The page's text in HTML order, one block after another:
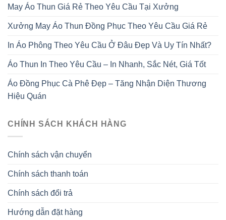
May Áo Thun Giá Rẻ Theo Yêu Cầu Tại Xưởng
Xưởng May Áo Thun Đồng Phục Theo Yêu Cầu Giá Rẻ
In Áo Phông Theo Yêu Cầu Ở Đâu Đẹp Và Uy Tín Nhất?
Áo Thun In Theo Yêu Cầu – In Nhanh, Sắc Nét, Giá Tốt
Áo Đồng Phục Cà Phê Đẹp – Tăng Nhận Diện Thương
Hiệu Quán
CHÍNH SÁCH KHÁCH HÀNG
Chính sách vận chuyển
Chính sách thanh toán
Chính sách đổi trả
Hướng dẫn đặt hàng